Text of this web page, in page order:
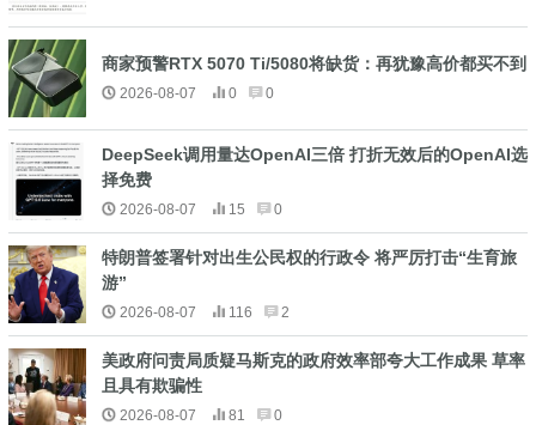
商家预警RTX 5070 Ti/5080将缺货：再犹豫高价都买不到
2026-08-07 0 0
DeepSeek调用量达OpenAI三倍 打折无效后的OpenAI选
择免费
2026-08-07 15 0
特朗普签署针对出生公民权的行政令 将严厉打击“生育旅
游”
2026-08-07 116 2
美政府问责局质疑马斯克的政府效率部夸大工作成果 草率
且具有欺骗性
2026-08-07 81 0